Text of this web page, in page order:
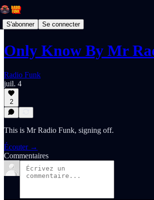
S'abonner Se connecter
Only Know By Mr
Radio Funk
juil. 4
2
This is Mr Radio Funk, signing off.
Écouter →
Commentaires